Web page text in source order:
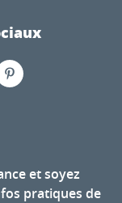
et soyez
pratiques de